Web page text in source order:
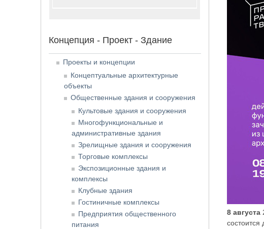
8 августа
состоится
Концепция - Проект - Здание
Проекты и концепции
Концептуальные архитектурные
объекты
Общественные здания и сооружения
Культовые здания и сооружения
Многофункциональные и
административные здания
Зрелищные здания и сооружения
Торговые комплексы
Экспозиционные здания и
комплексы
Клубные здания
Гостиничные комплексы
Предприятия общественного
питания